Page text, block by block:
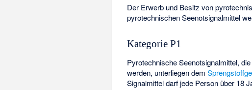
Der Erwerb und Besitz von
pyrotechnischen Seenotsignalmittel
Kategorie P1
Pyrotechnische Seenotsignalmittel,
werden, unterliegen dem
Signalmittel darf jede Person über 18